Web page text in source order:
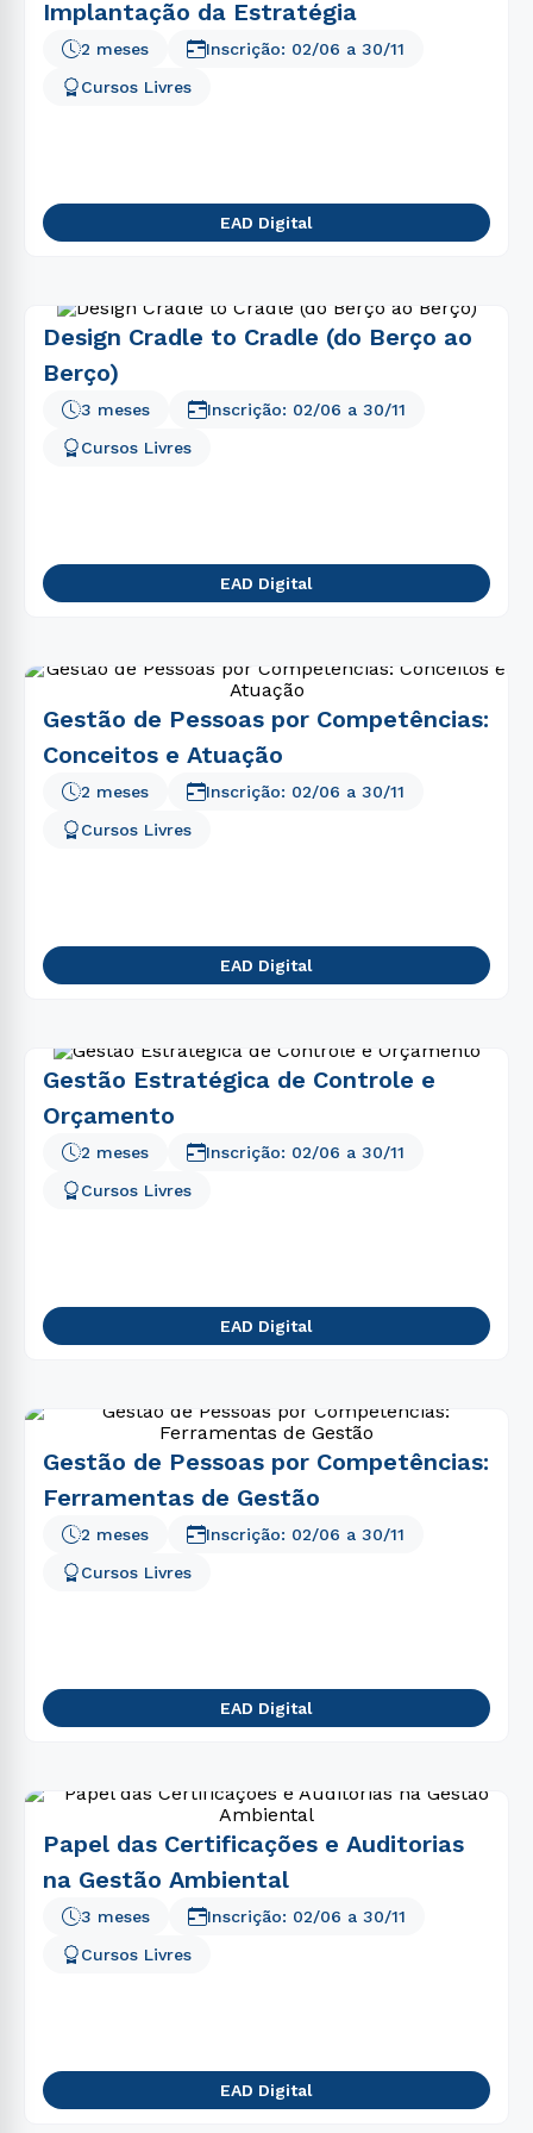
Implantação da Estratégia
Cursos Livres
2 meses Inscrição: 02/06 a 30/11
EAD Digital
Design Cradle to Cradle (do Berço ao
Berço)
Cursos Livres
3 meses Inscrição: 02/06 a 30/11
EAD Digital
Gestão de Pessoas por Competências:
Conceitos e Atuação
Cursos Livres
2 meses Inscrição: 02/06 a 30/11
EAD Digital
Gestão Estratégica de Controle e
Orçamento
2 meses
Cursos Livres
Inscrição: 02/06 a 30/11
EAD Digital
Gestão de Pessoas por Competências:
Ferramentas de Gestão
Cursos Livres
2 meses Inscrição: 02/06 a 30/11
EAD Digital
Papel das Certificações e Auditorias
na Gestão Ambiental
Cursos Livres
3 meses Inscrição: 02/06 a 30/11
EAD Digital